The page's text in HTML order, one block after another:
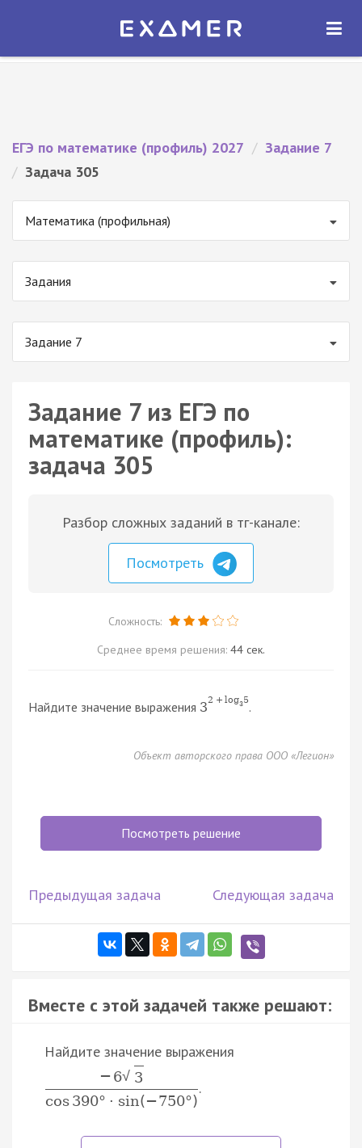
Экзамер — ЕГЭ 2027
ОТКРЫТЬ
ЕГЭ по математике (профиль) 2027 / Задание 7
/ Задача 305
Математика (профильная)
Задания
Задание 7
Задание 7 из ЕГЭ по
математике (профиль):
задача 305
Разбор сложных заданий в тг-канале:
Посмотреть
Сложность:
Среднее время решения: 44 сек.
Найдите значение выражения 32 + log35.
Объект авторского права ООО «Легион»
Посмотреть решение
Предыдущая задача Следующая задача
Вместе с этой задачей также решают:
Найдите значение выражения
−6√ 3
cos390° ⋅ sin(−750°)
.